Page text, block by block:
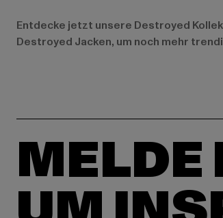
Entdecke jetzt unsere Destroyed
Destroyed Jacken, um noch mehr
MELDE